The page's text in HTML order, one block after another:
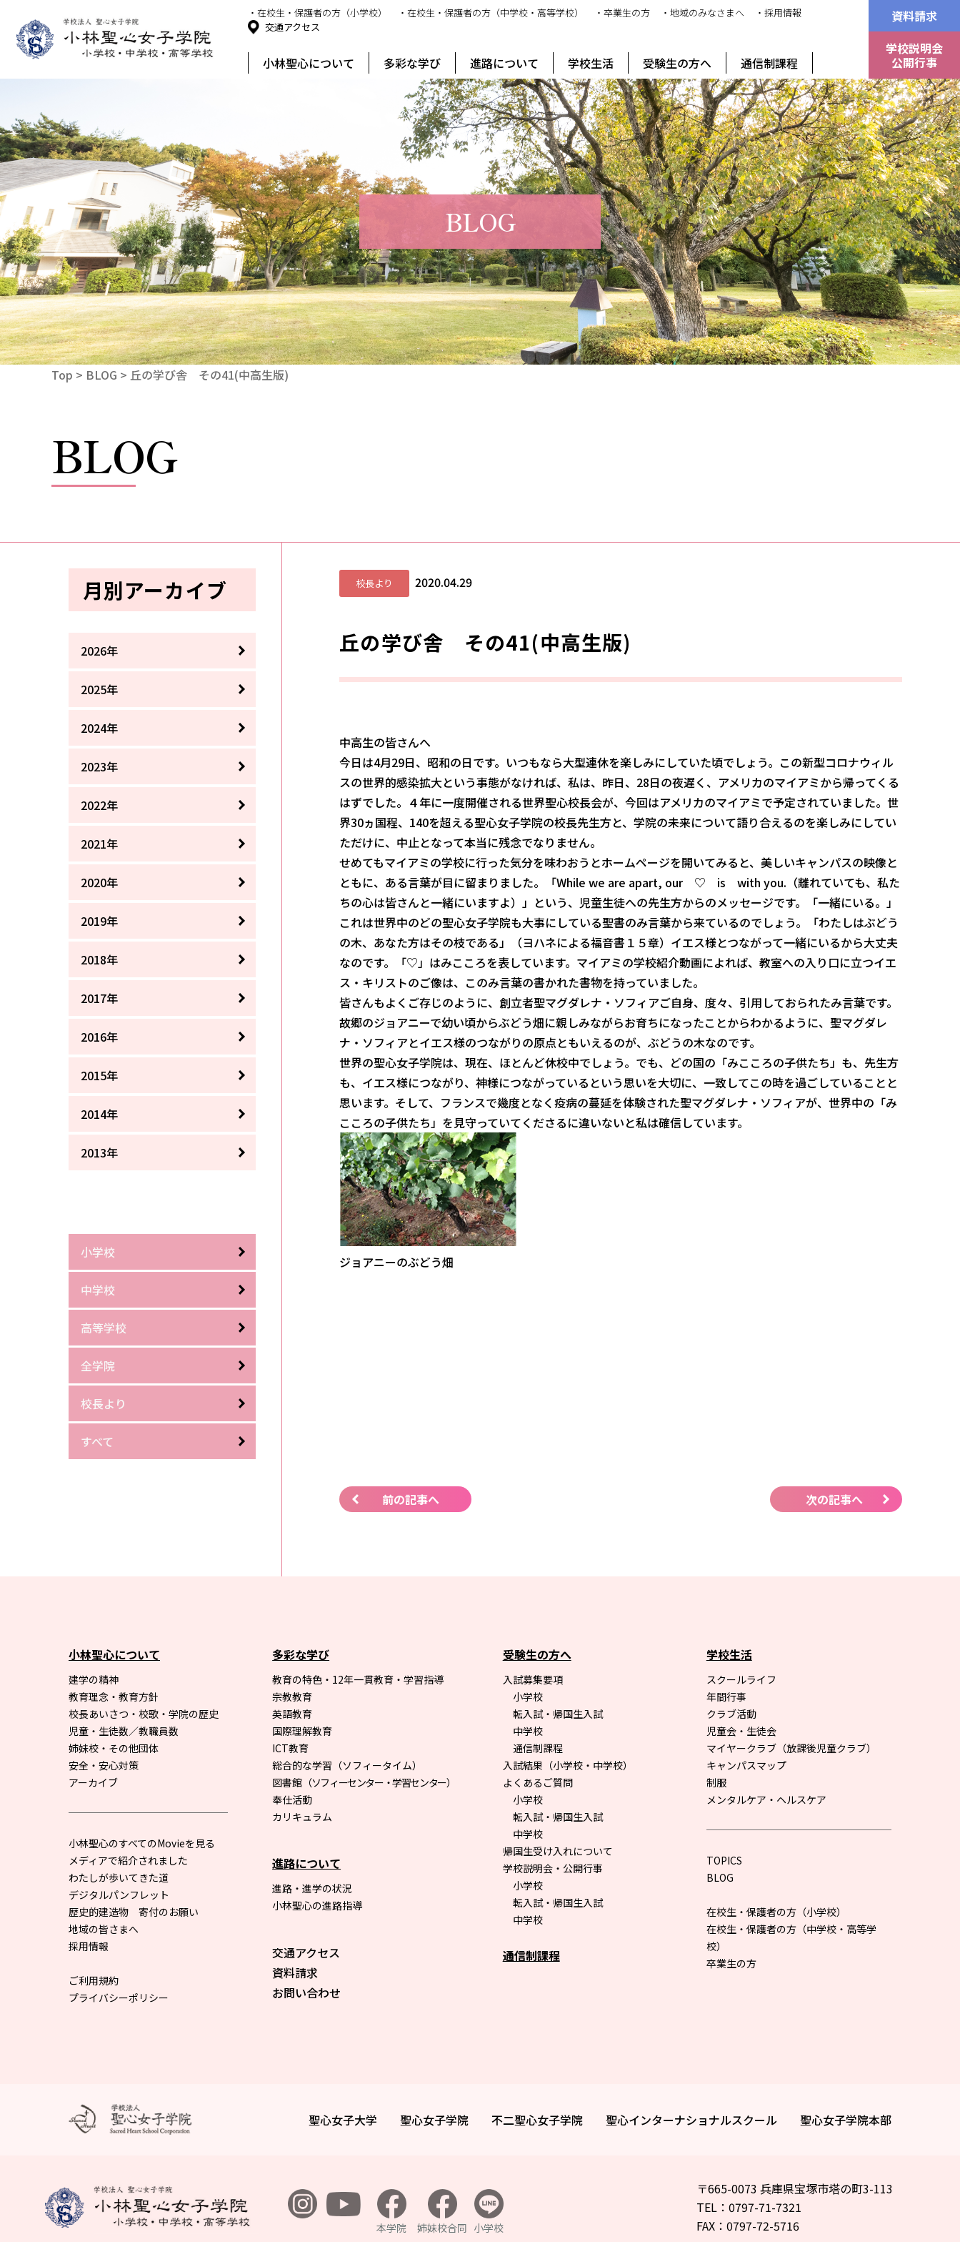
・在校生・保護者の方（小学校） ・在校生・保護者の方（中学校・高等学校） ・卒業生の方 ・地域のみなさまへ
・採用情報
交通アクセス
小林聖心について 多彩な学び 進路について 学校生活 受験生の方へ 通信制課程
資料請求
学校説明会
公開行事
BLOG
Top > BLOG > 丘の学び舎 その41(中高生版)
BLOG
校長より 2020.04.29
丘の学び舎 その41(中高生版)
中高生の皆さんへ
今日は4月29日、昭和の日です。いつもなら大型連休を楽しみにしていた頃でしょう。この新型コロナウィル
スの世界的感染拡大という事態がなければ、私は、昨日、28日の夜遅く、アメリカのマイアミから帰ってくる
はずでした。４年に一度開催される世界聖心校長会が、今回はアメリカのマイアミで予定されていました。世
界30ヵ国程、140を超える聖心女子学院の校長先生方と、学院の未来について語り合えるのを楽しみにしてい
ただけに、中止となって本当に残念でなりません。
せめてもマイアミの学校に行った気分を味わおうとホームページを開いてみると、美しいキャンパスの映像と
ともに、ある言葉が目に留まりました。「While we are apart, our ♡ is with you.（離れていても、私た
ちの心は皆さんと一緒にいますよ）」という、児童生徒への先生方からのメッセージです。「一緒にいる。」
これは世界中のどの聖心女子学院も大事にしている聖書のみ言葉から来ているのでしょう。「わたしはぶどう
の木、あなた方はその枝である」（ヨハネによる福音書１５章）イエス様とつながって一緒にいるから大丈夫
なのです。「♡」はみこころを表しています。マイアミの学校紹介動画によれば、教室への入り口に立つイエ
ス・キリストのご像は、このみ言葉の書かれた書物を持っていました。
皆さんもよくご存じのように、創立者聖マグダレナ・ソフィアご自身、度々、引用しておられたみ言葉です。
故郷のジョアニーで幼い頃からぶどう畑に親しみながらお育ちになったことからわかるように、聖マグダレ
ナ・ソフィアとイエス様のつながりの原点ともいえるのが、ぶどうの木なのです。
世界の聖心女子学院は、現在、ほとんど休校中でしょう。でも、どの国の「みこころの子供たち」も、先生方
も、イエス様につながり、神様につながっているという思いを大切に、一致してこの時を過ごしていることと
思います。そして、フランスで幾度となく疫病の蔓延を体験された聖マグダレナ・ソフィアが、世界中の「み
こころの子供たち」を見守っていてくださるに違いないと私は確信しています。
ジョアニーのぶどう畑
前の記事へ 次の記事へ
月別アーカイブ
2026年
2025年
2024年
2023年
2022年
2021年
2020年
2019年
2018年
2017年
2016年
2015年
2014年
2013年
小学校
中学校
高等学校
全学院
校長より
すべて
小林聖心について
建学の精神
教育理念・教育方針
校長あいさつ・校歌・学院の歴史
児童・生徒数／教職員数
姉妹校・その他団体
安全・安心対策
アーカイブ
小林聖心のすべてのMovieを見る
メディアで紹介されました
わたしが歩いてきた道
デジタルパンフレット
歴史的建造物 寄付のお願い
地域の皆さまへ
採用情報
ご利用規約
プライバシーポリシー
多彩な学び
教育の特色・12年一貫教育・学習指導
宗教教育
英語教育
国際理解教育
ICT教育
総合的な学習（ソフィータイム）
図書館 （ソフィーセンター・学習センター）
奉仕活動
カリキュラム
進路について
進路・進学の状況
小林聖心の進路指導
交通アクセス
資料請求
お問い合わせ
受験生の方へ
入試募集要項
小学校
転入試・帰国生入試
中学校
通信制課程
入試結果（小学校・中学校）
よくあるご質問
小学校
転入試・帰国生入試
中学校
帰国生受け入れについて
学校説明会・公開行事
小学校
転入試・帰国生入試
中学校
通信制課程
学校生活
スクールライフ
年間行事
クラブ活動
児童会・生徒会
マイヤークラブ（放課後児童クラブ）
キャンパスマップ
制服
メンタルケア・ヘルスケア
TOPICS
BLOG
在校生・保護者の方（小学校）
在校生・保護者の方（中学校・高等学
校）
卒業生の方
聖心女子大学 聖心女子学院 不二聖心女子学院 聖心インターナショナルスクール 聖心女子学院本部
本学院 姉妹校合同 小学校
〒665-0073 兵庫県宝塚市塔の町3-113
TEL：0797-71-7321
FAX：0797-72-5716